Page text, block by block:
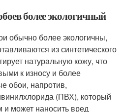
более экологичный
обычно более экологичны,
из синтетического
натуральную кожу, что
к износу и более
обои, напротив,
(ПВХ), который
и может наносить вред